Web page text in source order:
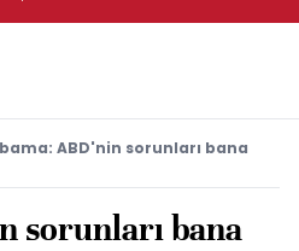
ABD'nin sorunları bana
sorunları bana